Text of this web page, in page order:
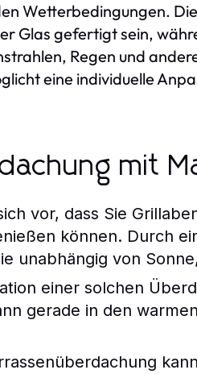
Wetterbedingungen.
Glas gefertigt sein,
Regen und
eine individuelle
mit
vor, dass Sie
können. Durch
unabhängig von
einer solchen
gerade in den